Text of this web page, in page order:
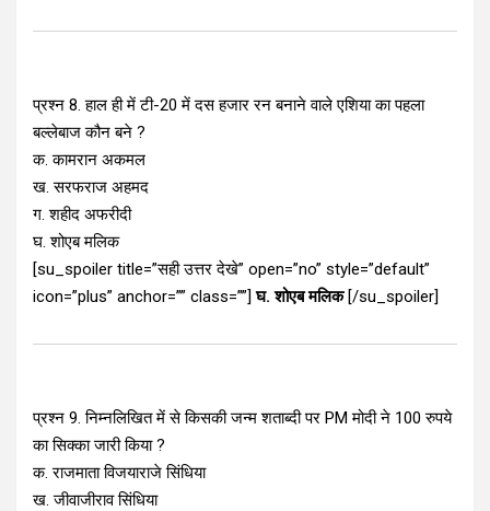
प्रश्न 8. हाल ही में टी-20 में दस हजार रन बनाने वाले एशिया का पहला
बल्लेबाज कौन बने ?
क. कामरान अकमल
ख. सरफराज अहमद
ग. शहीद अफरीदी
घ. शोएब मलिक
[su_spoiler title=”सही उत्तर देखे” open=”no” style=”default”
icon=”plus” anchor=”” class=””]घ. शोएब मलिक[/su_spoiler]
प्रश्न 9. निम्नलिखित में से किसकी जन्म शताब्दी पर PM मोदी ने 100 रुपये
का सिक्का जारी किया ?
क. राजमाता विजयाराजे सिंधिया
ख. जीवाजीराव सिंधिया